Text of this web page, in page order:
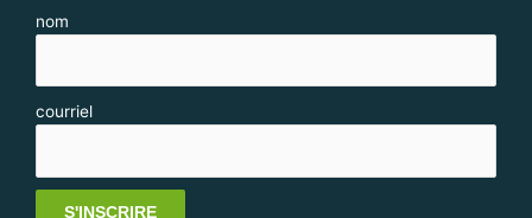
nom
courriel
S'INSCRIRE